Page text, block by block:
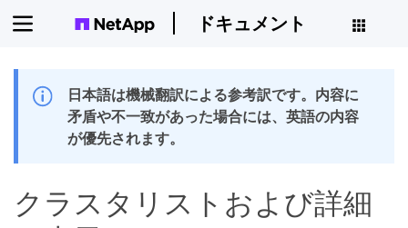
ドキュメント
日本語は機械翻訳による参考訳です。内容に
矛盾や不一致があった場合には、英語の内容
が優先されます。
クラスタリストおよび詳細